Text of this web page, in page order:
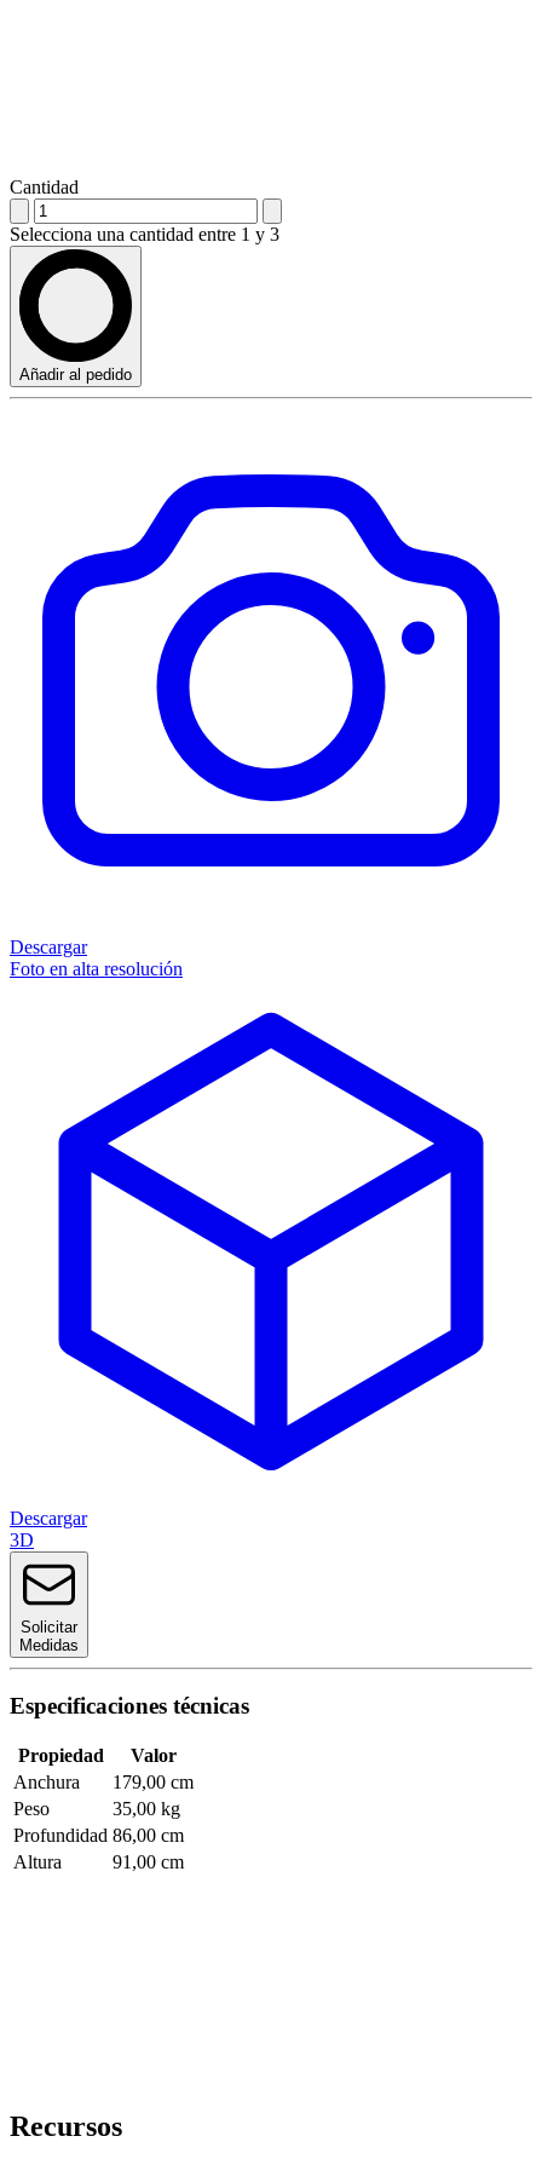
Cantidad
Selecciona una cantidad entre 1 y 3
Añadir al pedido
Descargar
Foto en alta resolución
Descargar
3D
Solicitar
Medidas
Especificaciones técnicas
Propiedad
Valor
Anchura
179,00 cm
Peso
35,00 kg
Profundidad 86,00 cm
Altura
91,00 cm
Recursos